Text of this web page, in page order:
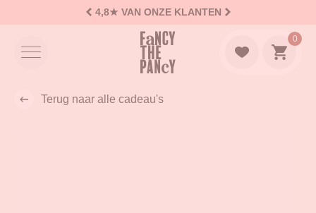
4,8★ VAN ONZE KLANTEN
0
Naar
Terug naar alle cadeau's